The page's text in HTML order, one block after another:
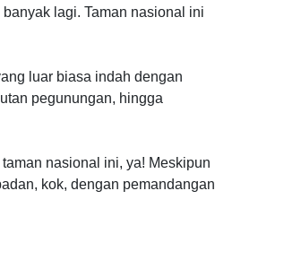
lagi. Taman nasional ini
luar biasa indah dengan
pegunungan, hingga
nasional ini, ya! Meskipun
kok, dengan pemandangan